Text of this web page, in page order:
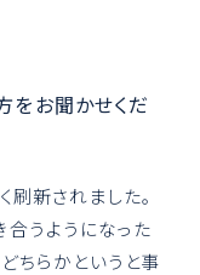
お聞かせくだ
新されました。
うようになった
ちらかというと事